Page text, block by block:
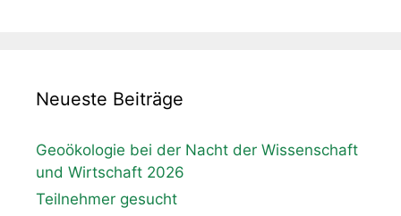
Neueste Beiträge
Geoökologie bei der Nacht der Wissenschaft
und Wirtschaft 2026
Teilnehmer gesucht